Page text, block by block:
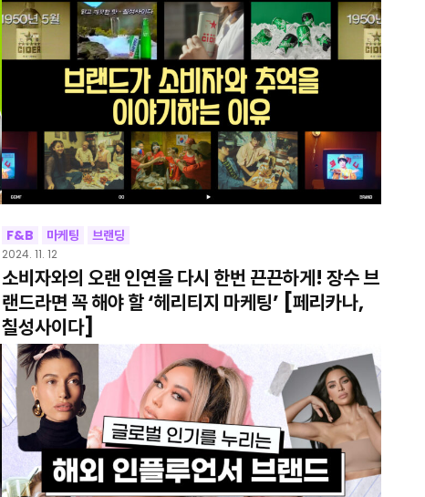
F&B 마케팅 브랜딩
2024. 11. 12
소비자와의 오랜 인연을 다시 한번 끈끈하게! 장수 브
랜드라면 꼭 해야 할 ‘헤리티지 마케팅’ [페리카나,
칠성사이다]